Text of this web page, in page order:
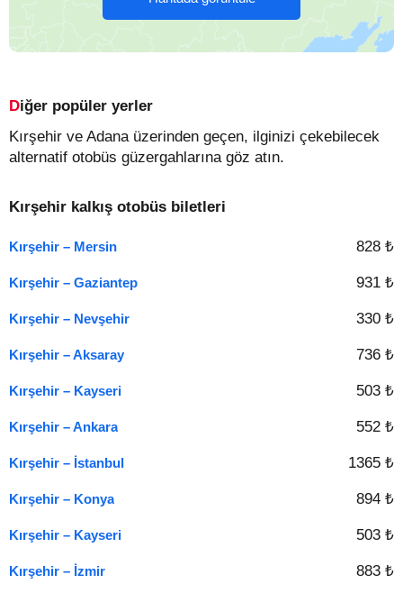
Diğer popüler yerler
Kırşehir ve Adana üzerinden geçen, ilginizi çekebilecek
alternatif otobüs güzergahlarına göz atın.
Kırşehir kalkış otobüs biletleri
Kırşehir – Mersin 828 ₺
Kırşehir – Gaziantep 931 ₺
Kırşehir – Nevşehir 330 ₺
Kırşehir – Aksaray 736 ₺
Kırşehir – Kayseri 503 ₺
Kırşehir – Ankara 552 ₺
Kırşehir – İstanbul 1365 ₺
Kırşehir – Konya 894 ₺
Kırşehir – Kayseri 503 ₺
Kırşehir – İzmir 883 ₺